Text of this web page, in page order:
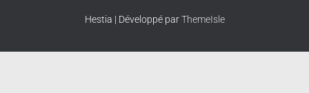
Hestia | Développé parThemeIsle